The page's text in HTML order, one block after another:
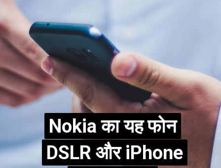
Nokia का यह फोन
DSLR और iPhone
Nokia का यह फोन
DSLR और iPhone